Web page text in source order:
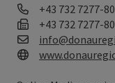
Telefon
+43 732 7277-
Fax
+43 732 7277-
E-Mail
Web